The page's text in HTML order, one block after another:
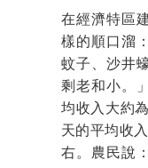
在經濟特區
樣的順口溜
蚊子、沙井
剩老和小。
均收入大約
天的平均收
右。農民說